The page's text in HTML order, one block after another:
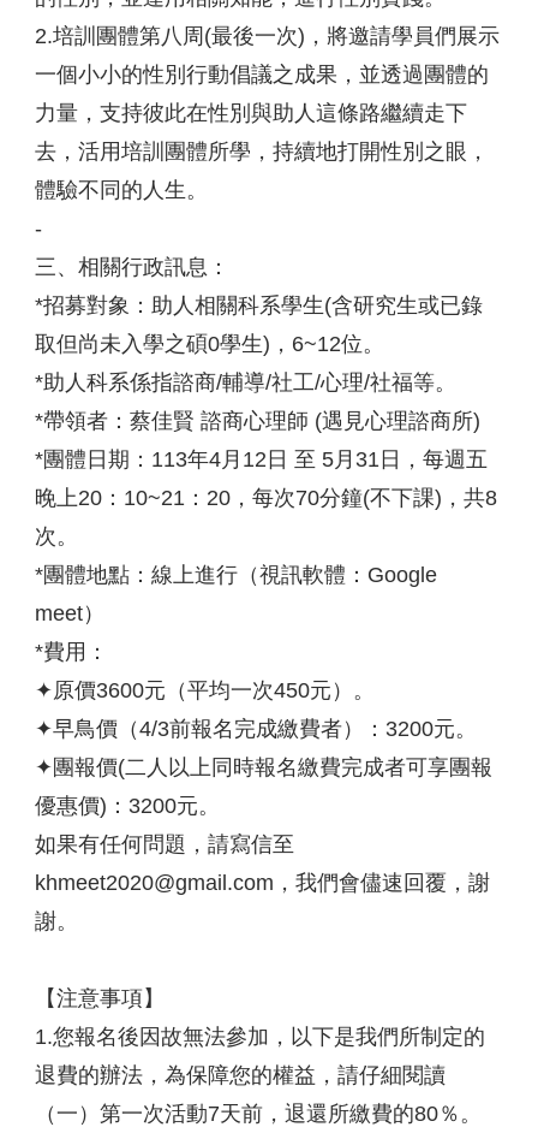
2.培訓團體第八周(最後一次)，將邀請學員們展示
一個小小的性別行動倡議之成果，並透過團體的
力量，支持彼此在性別與助人這條路繼續走下
去，活用培訓團體所學，持續地打開性別之眼，
體驗不同的人生。
-
三、相關行政訊息：
*招募對象：助人相關科系學生(含研究生或已錄
取但尚未入學之碩0學生)，6~12位。
*助人科系係指諮商/輔導/社工/心理/社福等。
*帶領者：蔡佳賢 諮商心理師 (遇見心理諮商所)
*團體日期：113年4月12日 至 5月31日，每週五
晚上20：10~21：20，每次70分鐘(不下課)，共8
次。
*團體地點：線上進行（視訊軟體：Google
meet）
*費用：
✦原價3600元（平均一次450元）。
✦早鳥價（4/3前報名完成繳費者）：3200元。
✦團報價(二人以上同時報名繳費完成者可享團報
優惠價)：3200元。
如果有任何問題，請寫信至
khmeet2020@gmail.com，我們會儘速回覆，謝
謝。
【注意事項】
1.您報名後因故無法參加，以下是我們所制定的
退費的辦法，為保障您的權益，請仔細閱讀
（一）第一次活動7天前，退還所繳費的80％。